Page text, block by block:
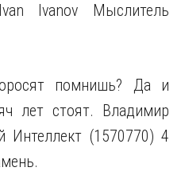
Ivanov Мыслитель
помнишь? Да и
лет стоят. Владимир
Интеллект (1570770) 4